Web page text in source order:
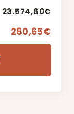
23.574,60€
280,65€